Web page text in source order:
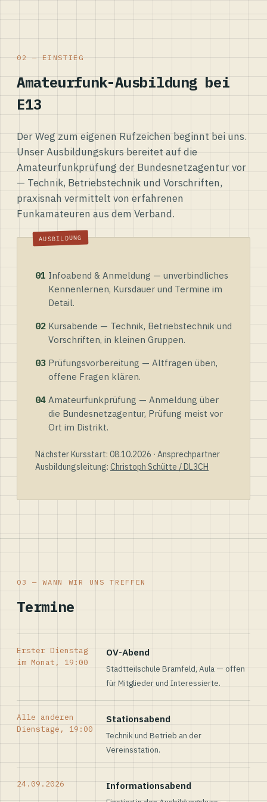
02 — EINSTIEG
Amateurfunk-Ausbildung bei
E13
Der Weg zum eigenen Rufzeichen beginnt bei uns.
Unser Ausbildungskurs bereitet auf die
Amateurfunkprüfung der Bundesnetzagentur vor
— Technik, Betriebstechnik und Vorschriften,
praxisnah vermittelt von erfahrenen
Funkamateuren aus dem Verband.
01 Infoabend & Anmeldung — unverbindliches
Kennenlernen, Kursdauer und Termine im
Detail.
02 Kursabende — Technik, Betriebstechnik und
Vorschriften, in kleinen Gruppen.
03 Prüfungsvorbereitung — Altfragen üben,
offene Fragen klären.
04 Amateurfunkprüfung — Anmeldung über
die Bundesnetzagentur, Prüfung meist vor
Ort im Distrikt.
Nächster Kursstart: 08.10.2026 · Ansprechpartner
Ausbildungsleitung: Christoph Schütte / DL3CH
03 — WANN WIR UNS TREFFEN
Termine
Erster Dienstag
im Monat, 19:00
OV-Abend
Stadtteilschule Bramfeld, Aula — offen
für Mitglieder und Interessierte.
Alle anderen
Dienstage, 19:00
Stationsabend
Technik und Betrieb an der
Vereinsstation.
24.09.2026 Informationsabend